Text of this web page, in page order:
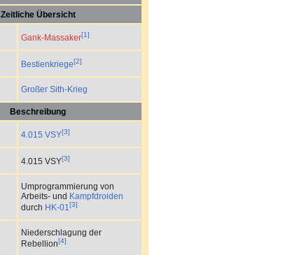
Zeitliche Übersicht
Gank-Massaker[1]
Bestienkriege[2]
Großer Sith-Krieg
Beschreibung
4.015 VSY[3]
4.015 VSY[3]
Umprogrammierung von
Arbeits- und Kampfdroiden
durch HK-01 [3]
Niederschlagung der
Rebellion[4]